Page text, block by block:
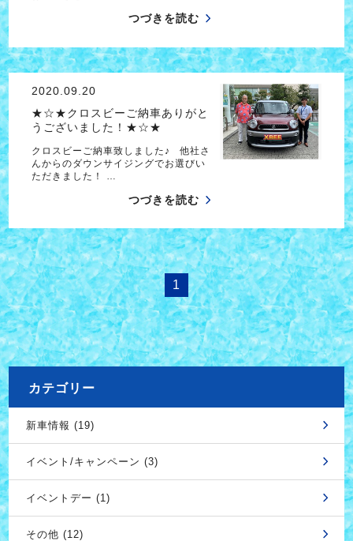
つづきを読む
2020.09.20
★☆★クロスビーご納車ありがと
うございました！★☆★
クロスビーご納車致しました♪ 他社さ
んからのダウンサイジングでお選びい
ただきました！ …
つづきを読む
1
カテゴリー
新車情報 (19)
イベント/キャンペーン (3)
イベントデー (1)
その他 (12)